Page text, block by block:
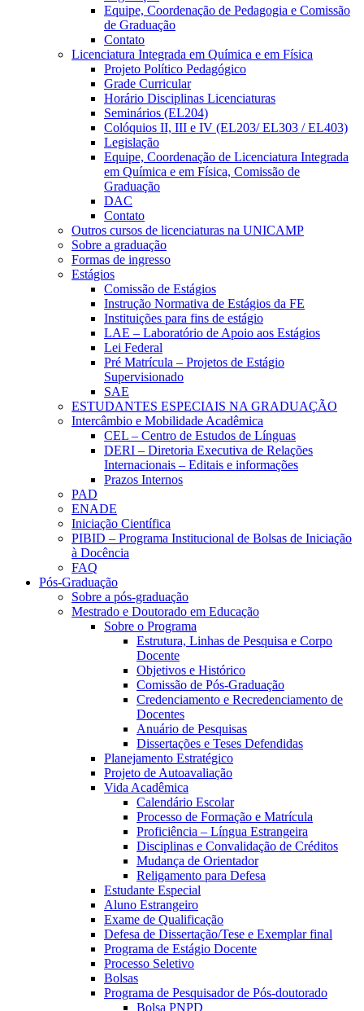
Equipe, Coordenação de Pedagogia e Comissão
de Graduação
Contato
Licenciatura Integrada em Química e em Física
Projeto Político Pedagógico
Grade Curricular
Horário Disciplinas Licenciaturas
Seminários (EL204)
Colóquios II, III e IV (EL203/ EL303 / EL403)
Legislação
Equipe, Coordenação de Licenciatura Integrada
em Química e em Física, Comissão de
Graduação
DAC
Contato
Outros cursos de licenciaturas na UNICAMP
Sobre a graduação
Formas de ingresso
Estágios
Comissão de Estágios
Instrução Normativa de Estágios da FE
Instituições para fins de estágio
LAE – Laboratório de Apoio aos Estágios
Lei Federal
Pré Matrícula – Projetos de Estágio
Supervisionado
SAE
ESTUDANTES ESPECIAIS NA GRADUAÇÃO
Intercâmbio e Mobilidade Acadêmica
CEL – Centro de Estudos de Línguas
DERI – Diretoria Executiva de Relações
Internacionais – Editais e informações
Prazos Internos
PAD
ENADE
Iniciação Científica
PIBID – Programa Institucional de Bolsas de Iniciação
à Docência
FAQ
Pós-Graduação
Sobre a pós-graduação
Mestrado e Doutorado em Educação
Sobre o Programa
Estrutura, Linhas de Pesquisa e Corpo
Docente
Objetivos e Histórico
Comissão de Pós-Graduação
Credenciamento e Recredenciamento de
Docentes
Anuário de Pesquisas
Dissertações e Teses Defendidas
Planejamento Estratégico
Projeto de Autoavaliação
Vida Acadêmica
Calendário Escolar
Processo de Formação e Matrícula
Proficiência – Língua Estrangeira
Disciplinas e Convalidação de Créditos
Mudança de Orientador
Religamento para Defesa
Estudante Especial
Aluno Estrangeiro
Exame de Qualificação
Defesa de Dissertação/Tese e Exemplar final
Programa de Estágio Docente
Processo Seletivo
Bolsas
Programa de Pesquisador de Pós-doutorado
Bolsa PNPD